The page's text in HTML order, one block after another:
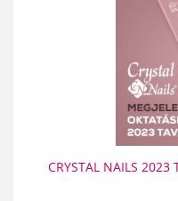
CRYSTAL NAILS 2023